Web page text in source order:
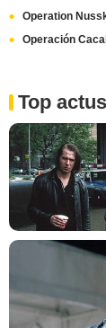
Operation
Operación
Top